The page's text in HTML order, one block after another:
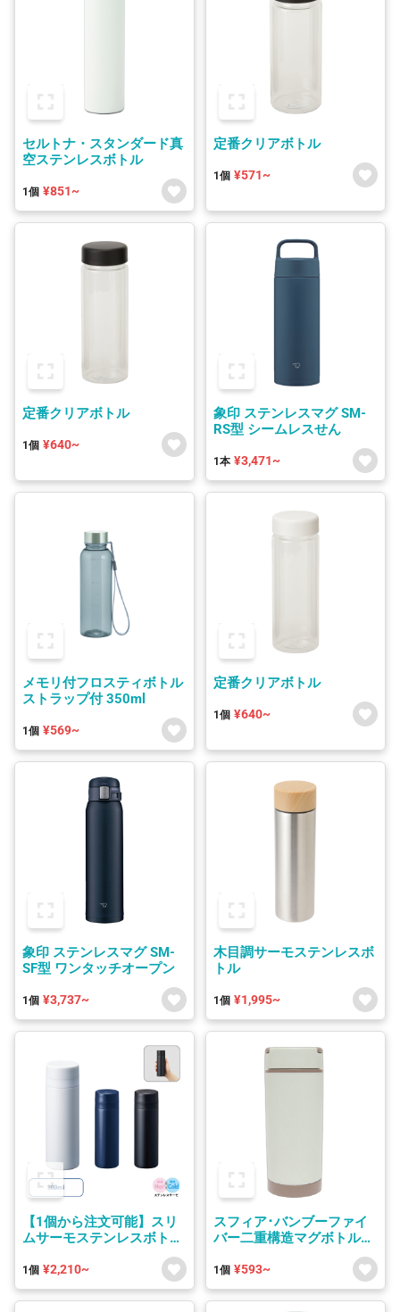
セルトナ・スタンダード真
空ステンレスボトル
1個 ¥851~
定番クリアボトル
1個 ¥571~
定番クリアボトル
1個 ¥640~
象印 ステンレスマグ SM-
RS型 シームレスせん
1本 ¥3,471~
メモリ付フロスティボトル
ストラップ付 350ml
1個 ¥569~
定番クリアボトル
1個 ¥640~
象印 ステンレスマグ SM-
SF型 ワンタッチオープン
1個 ¥3,737~
木目調サーモステンレスボ
トル
1個 ¥1,995~
【1個から注文可能】スリ
ムサーモステンレスボトル
1個 ¥2,210~
スフィア･バンブーファイ
バー二重構造マグボトル
1個 ¥593~